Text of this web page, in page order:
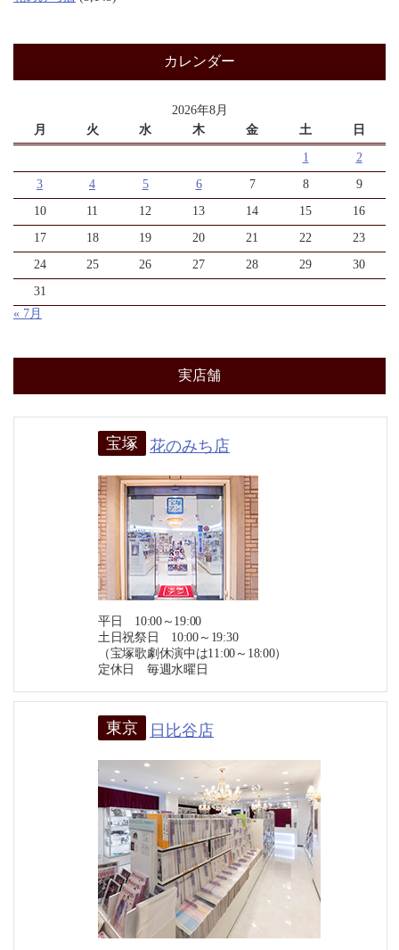
カレンダー
2026年8月
月
火 水 木 金 土 日
1
2
3
4 5 6 7 8
9
10
11 12 13 14 15
16
17
18 19 20 21 22
23
24
25 26 27 28 29
30
31
« 7月
実店舗
宝塚 花のみち店
平日 10:00～19:00
土日祝祭日 10:00～19:30
（宝塚歌劇休演中は11:00～18:00）
定休日 毎週水曜日
東京 日比谷店